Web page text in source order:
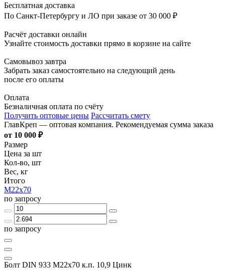
Бесплатная доставка
По Санкт-Петербургу и ЛО при заказе от 30 000 ₽
Расчёт доставки онлайн
Узнайте стоимость доставки прямо в корзине на сайте
Самовывоз завтра
Забрать заказ самостоятельно на следующий день
после его оплаты
Оплата
Безналичная оплата по счёту
Получить оптовые цены Рассчитать смету
ГлавКреп — оптовая компания. Рекомендуемая сумма заказа
от 10 000 ₽
Размер
Цена за шт
Кол-во, шт
Вес, кг
Итого
М22х70
по запросу
по запросу
Болт DIN 933 М22х70 к.п. 10,9 Цинк